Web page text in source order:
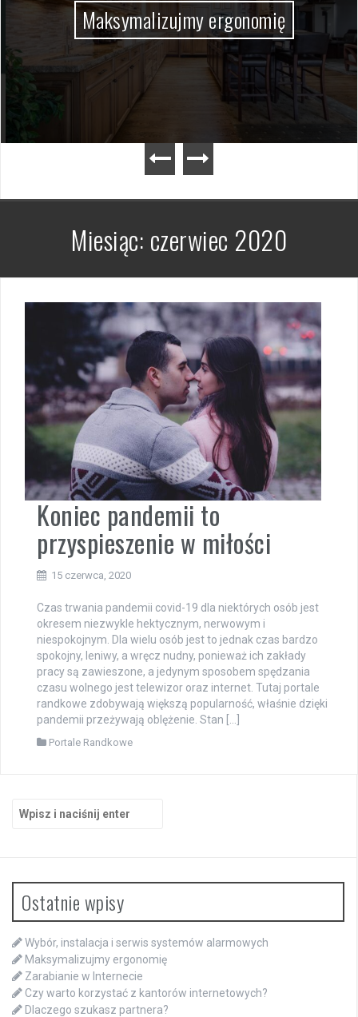
Maksymalizujmy ergonomię
Miesiąc: czerwiec 2020
Koniec pandemii to
przyspieszenie w miłości
15 czerwca, 2020
Czas trwania pandemii covid-19 dla niektórych osób jest
okresem niezwykle hektycznym, nerwowym i
niespokojnym. Dla wielu osób jest to jednak czas bardzo
spokojny, leniwy, a wręcz nudny, ponieważ ich zakłady
pracy są zawieszone, a jedynym sposobem spędzania
czasu wolnego jest telewizor oraz internet. Tutaj portale
randkowe zdobywają większą popularność, właśnie dzięki
pandemii przeżywają oblężenie. Stan […]
Portale Randkowe
Ostatnie wpisy
Wybór, instalacja i serwis systemów alarmowych
Maksymalizujmy ergonomię
Zarabianie w Internecie
Czy warto korzystać z kantorów internetowych?
Dlaczego szukasz partnera?